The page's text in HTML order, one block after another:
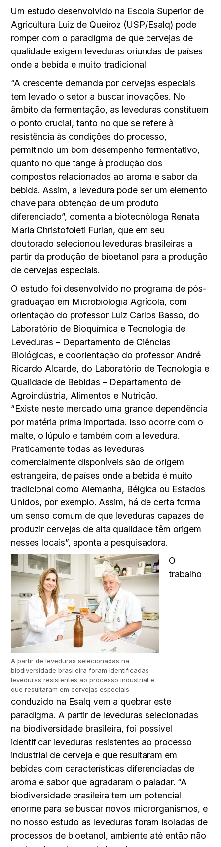
Um estudo desenvolvido na Escola Superior de
Agricultura Luiz de Queiroz (USP/Esalq) pode
romper com o paradigma de que cervejas de
qualidade exigem leveduras oriundas de países
onde a bebida é muito tradicional.
“A crescente demanda por cervejas especiais
tem levado o setor a buscar inovações. No
âmbito da fermentação, as leveduras constituem
o ponto crucial, tanto no que se refere à
resistência às condições do processo,
permitindo um bom desempenho fermentativo,
quanto no que tange à produção dos
compostos relacionados ao aroma e sabor da
bebida. Assim, a levedura pode ser um elemento
chave para obtenção de um produto
diferenciado”, comenta a biotecnóloga Renata
Maria Christofoleti Furlan, que em seu
doutorado selecionou leveduras brasileiras a
partir da produção de bioetanol para a produção
de cervejas especiais.
O estudo foi desenvolvido no programa de pós-
graduação em Microbiologia Agrícola, com
orientação do professor Luiz Carlos Basso, do
Laboratório de Bioquímica e Tecnologia de
Leveduras – Departamento de Ciências
Biológicas, e coorientação do professor André
Ricardo Alcarde, do Laboratório de Tecnologia e
Qualidade de Bebidas – Departamento de
Agroindústria, Alimentos e Nutrição.
“Existe neste mercado uma grande dependência
por matéria prima importada. Isso ocorre com o
malte, o lúpulo e também com a levedura.
Praticamente todas as leveduras
comercialmente disponíveis são de origem
estrangeira, de países onde a bebida é muito
tradicional como Alemanha, Bélgica ou Estados
Unidos, por exemplo. Assim, há de certa forma
um senso comum de que leveduras capazes de
produzir cervejas de alta qualidade têm origem
nesses locais”, aponta a pesquisadora.
A partir de leveduras selecionadas na
biodiversidade brasileira foram identificadas
leveduras resistentes ao processo industrial e
que resultaram em cervejas especiais
O
trabalho
conduzido na Esalq vem a quebrar este
paradigma. A partir de leveduras selecionadas
na biodiversidade brasileira, foi possível
identificar leveduras resistentes ao processo
industrial de cerveja e que resultaram em
bebidas com características diferenciadas de
aroma e sabor que agradaram o paladar. “A
biodiversidade brasileira tem um potencial
enorme para se buscar novos microrganismos, e
no nosso estudo as leveduras foram isoladas de
processos de bioetanol, ambiente até então não